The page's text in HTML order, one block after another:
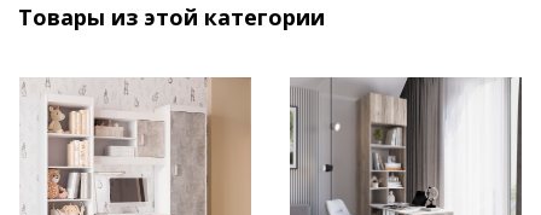
Товары из этой категории